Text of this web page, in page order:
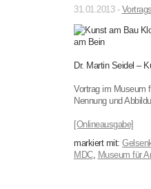
31.01.2013 -
Dr. Martin Seidel –
Vortrag im Museum
Nennung und
[Onlineausgabe]
markiert mit:
MDC, Museum für